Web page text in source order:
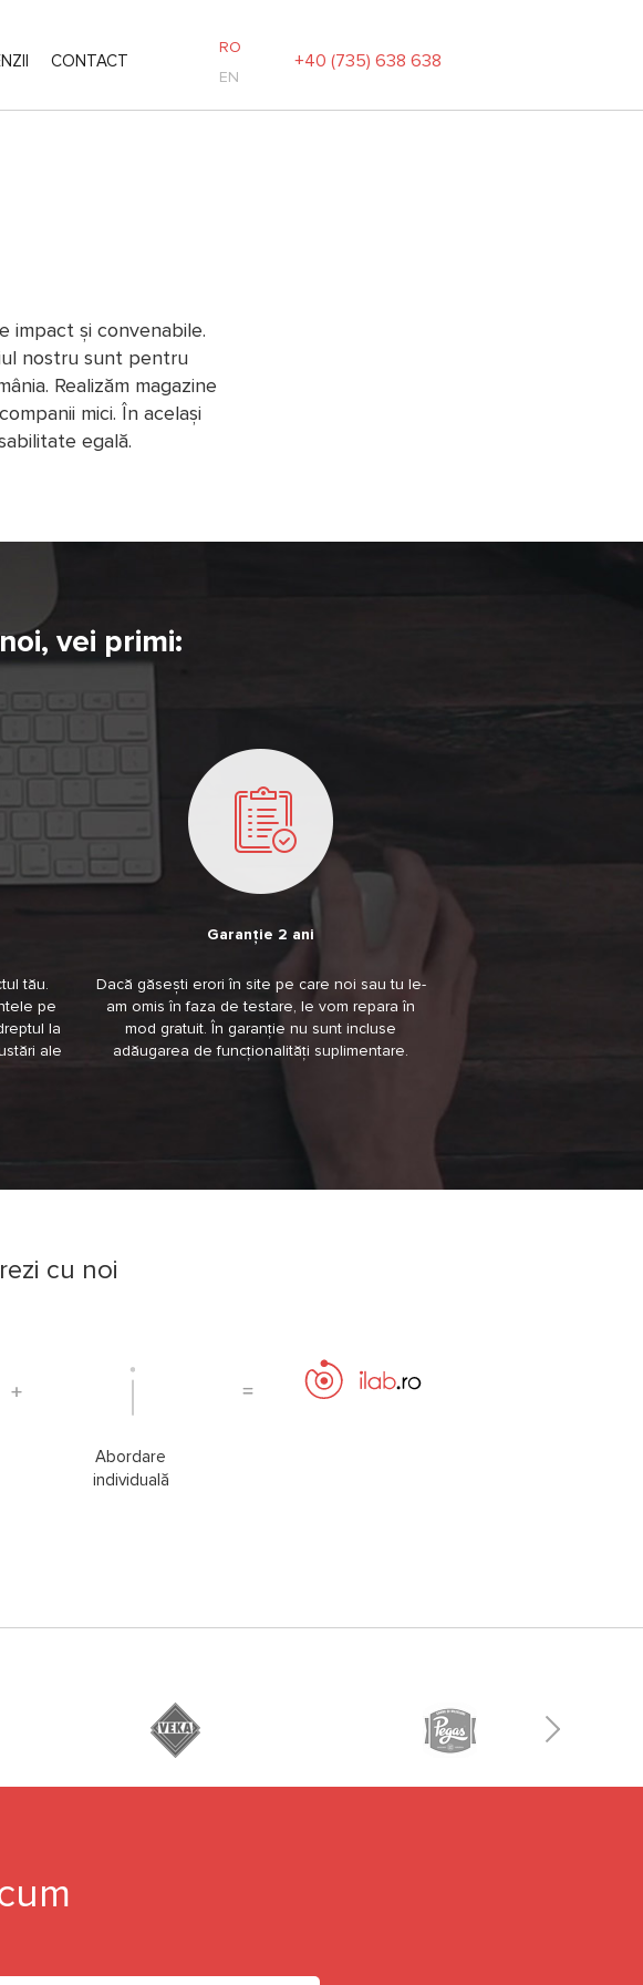
CONTACT
RO
EN
+40 (735) 638 638
impact și convenabile.
nostru sunt pentru
Realizăm magazine
mici. În același
egală.
vei primi:
tău.
pe
la
ale
Garanție 2 ani
Dacă găsești erori în site pe care noi sau tu le-
am omis în faza de testare, le vom repara în
mod gratuit. În garanție nu sunt incluse
adăugarea de funcționalități suplimentare.
cu noi
Abordare
individuală